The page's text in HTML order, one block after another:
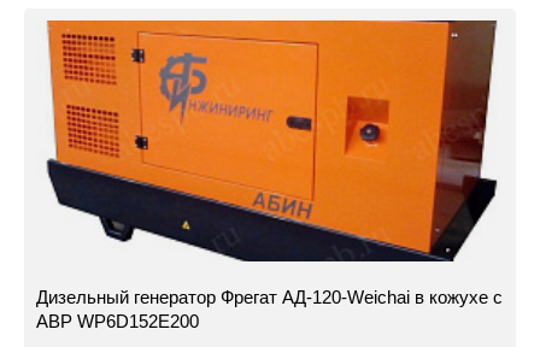
Дизельный генератор Фрегат АД-120-Weichai в кожухе с
АВР WP6D152E200